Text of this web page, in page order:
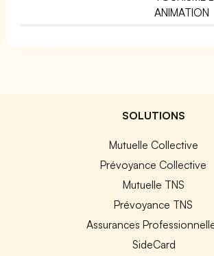
ANIMATION
SOLUTIONS
Mutuelle Collective
Prévoyance Collective
Mutuelle TNS
Prévoyance TNS
Assurances
SideCard